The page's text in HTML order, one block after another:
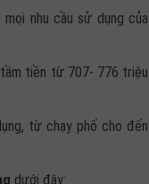
nhu cầu sử dụng của
tiền từ 707- 776 triệu
từ chạy phố cho đến
dưới đây: